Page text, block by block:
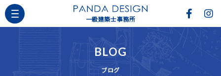
一級建築士事務所
BLOG
ブログ